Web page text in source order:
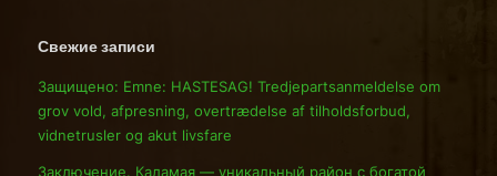
Свежие записи
Защищено: Emne: HASTESAG! Tredjepartsanmeldelse om
grov vold, afpresning, overtrædelse af tilholdsforbud,
vidnetrusler og akut livsfare
Заключение. Каламая — уникальный район с богатой